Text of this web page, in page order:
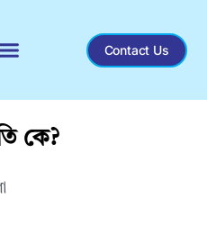
Contact Us
কে?